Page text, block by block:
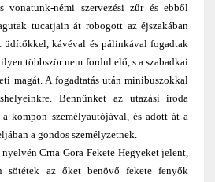
vonatunk-némi szervezési zűr és ebből
tucatjain át robogott az éjszakában
üdítőkkel, kávéval és pálinkával fogadtak
többször nem fordul elő, s a szabadkai
eti magát. A fogadtatás után minibuszokkal
Bennünket az utazási iroda
kompon személyautójával, és adott át a
a gondos személyzetnek.
Crna Gora Fekete Hegyeket jelent,
sötétek az őket benövő fekete fenyők